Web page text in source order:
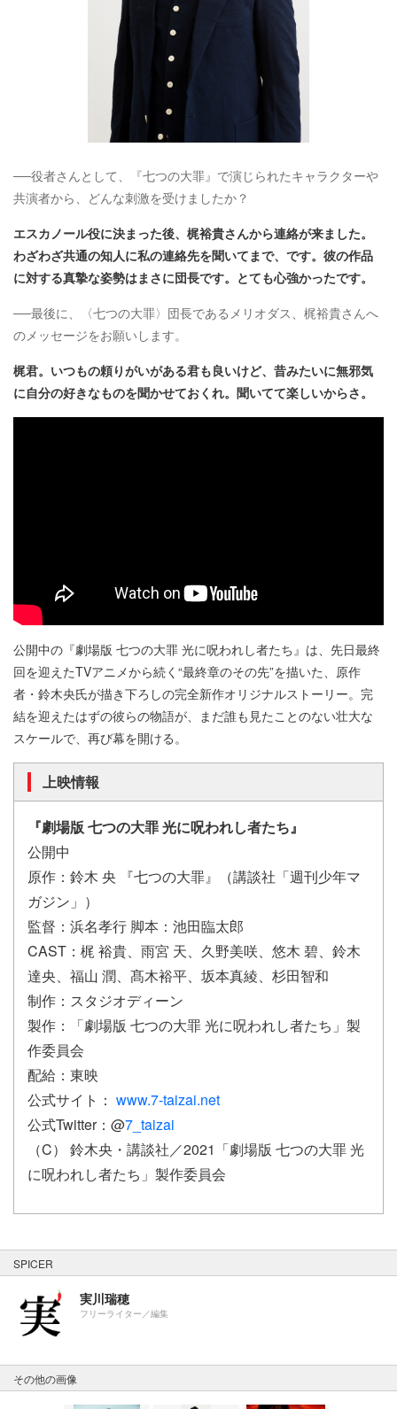
──役者さんとして、『七つの大罪』で演じられたキャラクターや
共演者から、どんな刺激を受けましたか？
エスカノール役に決まった後、梶裕貴さんから連絡が来ました。
わざわざ共通の知人に私の連絡先を聞いてまで、です。彼の作品
に対する真摯な姿勢はまさに団長です。とても心強かったです。
──最後に、〈七つの大罪〉団長であるメリオダス、梶裕貴さんへ
のメッセージをお願いします。
梶君。いつもの頼りがいがある君も良いけど、昔みたいに無邪気
に自分の好きなものを聞かせておくれ。聞いてて楽しいからさ。​
公開中の『劇場版 七つの大罪 光に呪われし者たち』は、先日最終
回を迎えたTVアニメから続く“最終章のその先”を描いた、原作
者・鈴木央氏が描き下ろしの完全新作オリジナルストーリー。完
結を迎えたはずの彼らの物語が、まだ誰も見たことのない壮大な
スケールで、再び幕を開ける。
上映情報
『劇場版 七つの大罪 光に呪われし者たち』
公開中
原作：鈴木 央 『七つの大罪』（講談社「週刊少年マ
ガジン」）
監督：浜名孝行 脚本：池田臨太郎
CAST：梶 裕貴、雨宮 天、久野美咲、悠木 碧、鈴木
達央、福山 潤、髙木裕平、坂本真綾、杉田智和
制作：スタジオディーン
製作：「劇場版 七つの大罪 光に呪われし者たち」製
作委員会
配給：東映
公式サイト： www.7-taizai.net
公式Twitter：@7_taizai
（C） 鈴木央・講談社／2021「劇場版 七つの大罪 光
に呪われし者たち」製作委員会
SPICER
実川瑞穂
フリーライター／編集
その他の画像